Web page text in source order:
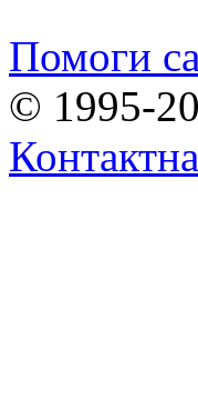
Помоги
© 1995-